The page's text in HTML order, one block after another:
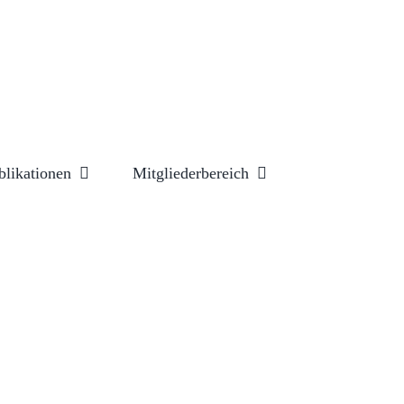
Mitgliederbereich